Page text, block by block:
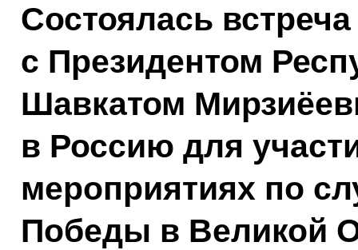
Состоялась
с Президентом
Шавкатом
в Россию для
мероприятиях по
Победы в Великой